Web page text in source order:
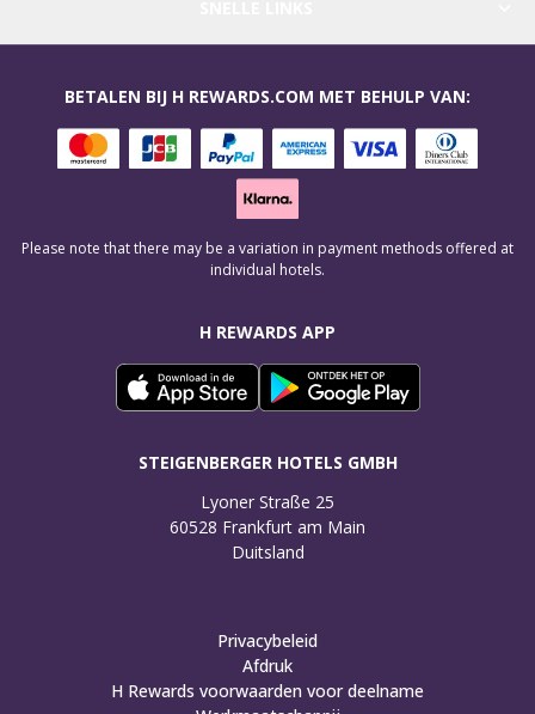
H REWARDS APP
STEIGENBERGER HOTELS GMBH
Lyoner Straße 25
60528 Frankfurt am Main
Duitsland
BETALEN BIJ H REWARDS.COM MET BEHULP VAN:
Please note that there may be a variation in payment methods offered at
individual hotels.
Privacybeleid
Afdruk
H Rewards voorwaarden voor deelname